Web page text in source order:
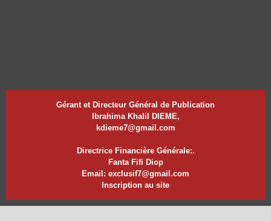
Gérant et Directeur Général de Publication
Ibrahima Khalil DIEME,
kdieme7@gmail.com
Directrice Financière Générale:.
Fanta Fifi Diop
Email: exclusif7@gmail.com
Inscription au site